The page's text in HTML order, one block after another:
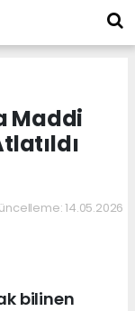
Maddi
14.05.2026
bilinen